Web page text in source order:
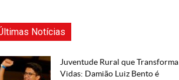
Notícias
Juventude Rural que Transforma
Vidas: Damião Luiz Bento é